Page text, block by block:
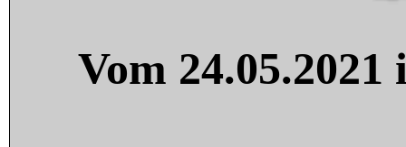
Vom